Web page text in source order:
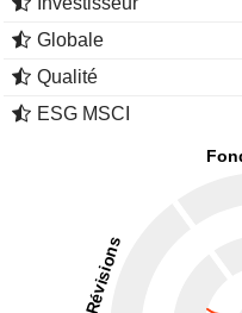
Globale
Qualité
ESG MSCI